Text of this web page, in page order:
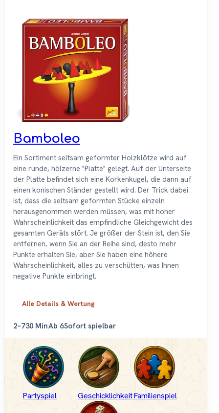
Bamboleo
Ein Sortiment seltsam geformter Holzklötze wird auf
eine runde, hölzerne "Platte" gelegt. Auf der Unterseite
der Platte befindet sich eine Korkenkugel, die dann auf
einen konischen Ständer gestellt wird. Der Trick dabei
ist, dass die seltsam geformten Stücke einzeln
herausgenommen werden müssen, was mit hoher
Wahrscheinlichkeit das empfindliche Gleichgewicht des
gesamten Geräts stört. Je größer der Stein ist, den Sie
entfernen, wenn Sie an der Reihe sind, desto mehr
Punkte erhalten Sie, aber Sie haben eine höhere
Wahrscheinlichkeit, alles zu verschütten, was Ihnen
negative Punkte einbringt.
Alle Details & Wertung
2–730 MinAb 6Sofort spielbar
Partyspiel GeschicklichkeitFamilienspiel